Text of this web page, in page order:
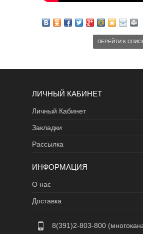
ПЕРЕЙТИ К
ЛИЧНЫЙ КАБИНЕТ
Личный Кабинет
Закладки
Рассылка
ИНФОРМАЦИЯ
О нас
Доставка
8(391)2-803-800